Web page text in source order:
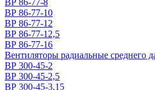
ВР 86-77-8
ВР 86-77-10
ВР 86-77-12
ВР 86-77-12,5
ВР 86-77-16
Вентиляторы радиальные среднего
ВР 300-45-2
ВР 300-45-2,5
ВР 300-45-3,15